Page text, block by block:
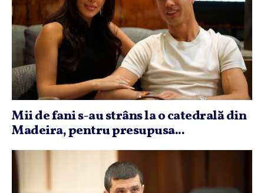
Mii de fani s-au strâns la o catedrală din
Madeira, pentru presupusa...